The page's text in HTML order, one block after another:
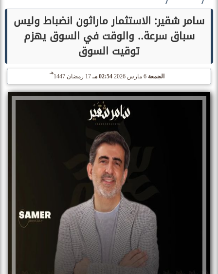
سامر شقير: الاستثمار ماراثون انضباط وليس
سباق سرعة.. والوقت في السوق يهزم
توقيت السوق
الجمعة 02:54 مـ 17 رمضان 1447
هـ